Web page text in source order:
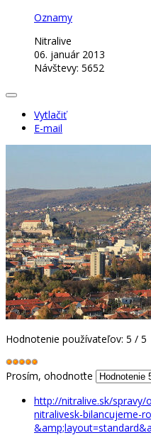
Oznamy
Nitralive
06. január 2013
Návštevy: 5652
Vytlačiť
E-mail
Hodnotenie používateľov: 5 / 5
Prosím, ohodnoťte
http://nitralive.sk/
nitralivesk-bilancujeme-